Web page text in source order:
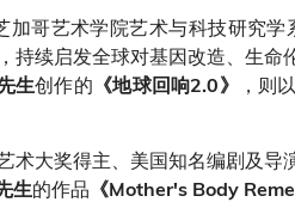
哥艺术学院艺术与科技研究学
持续启发全球对基因改造、生
生创作的 《地球回响2.0》
，则
术大奖得主、美国知名编剧及导
生的作品 《Mother's Body